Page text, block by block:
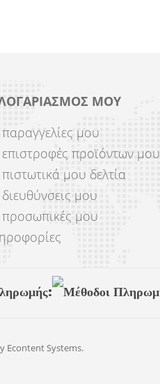
ΜΟΥ
μου
προϊόντων μου
μου δελτία
μου
μου
Econtent Systems.